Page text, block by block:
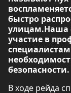
быстро
улицам.Наша
участие в
безопасности.
В ходе рейда